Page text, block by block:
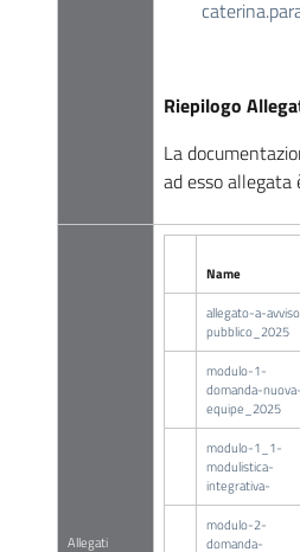
Riepilogo
La
ad esso allegata
Allegati
Name
allegato-a-
pubblico_2025
modulo-1-
domanda-nuova-
equipe_2025
modulo-1_1-
modulistica-
integrativa-
modulo-2-
domanda-